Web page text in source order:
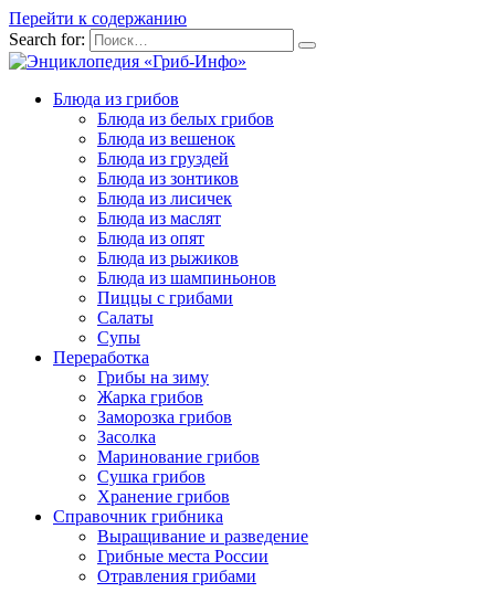
Перейти к содержанию
Search for:
Блюда из грибов
Блюда из белых грибов
Блюда из вешенок
Блюда из груздей
Блюда из зонтиков
Блюда из лисичек
Блюда из маслят
Блюда из опят
Блюда из рыжиков
Блюда из шампиньонов
Пиццы с грибами
Салаты
Супы
Переработка
Грибы на зиму
Жарка грибов
Заморозка грибов
Засолка
Маринование грибов
Сушка грибов
Хранение грибов
Справочник грибника
Выращивание и разведение
Грибные места России
Отравления грибами